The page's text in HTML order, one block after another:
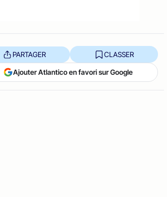
PARTAGER CLASSER
Ajouter Atlantico en favori sur Google